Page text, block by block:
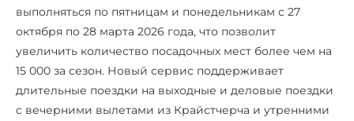
выполняться по пятницам и понедельникам с 27
октября по 28 марта 2026 года, что позволит
увеличить количество посадочных мест более чем на
15 000 за сезон. Новый сервис поддерживает
длительные поездки на выходные и деловые поездки
с вечерними вылетами из Крайстчерча и утренними